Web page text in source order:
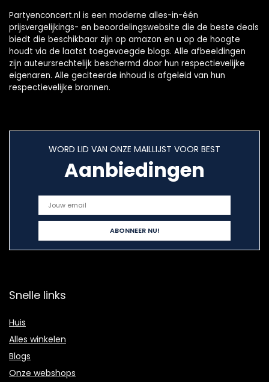
Partyenconcert.nl is een moderne alles-in-één
prijsvergelijkings- en beoordelingswebsite die de beste deals
biedt die beschikbaar zijn op amazon en u op de hoogte
houdt via de laatst toegevoegde blogs. Alle afbeeldingen
zijn auteursrechtelijk beschermd door hun respectievelijke
eigenaren. Alle geciteerde inhoud is afgeleid van hun
respectievelijke bronnen.
WORD LID VAN ONZE MAILLIJST VOOR BEST
Aanbiedingen
Snelle links
Huis
Alles winkelen
Blogs
Onze webshops